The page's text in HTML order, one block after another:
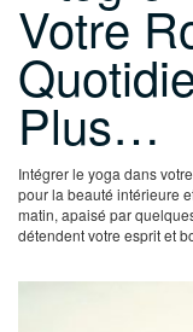
Votre
Plus…
Intégrer le yoga dans
pour la beauté intérieure
matin, apaisé par
détendent votre esprit et